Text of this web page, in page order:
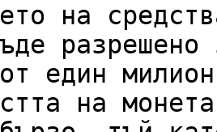
на
от един
на